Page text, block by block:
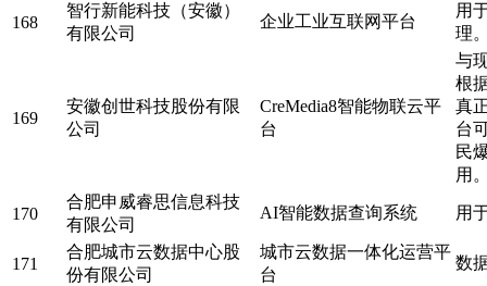
168
智行新能科技（安徽）
有限公司
企业工业互联网平台
用
理
169
安徽创世科技股份有限
公司
CreMedia8智能物联云平
台
与
根
真
台
民
用
170
合肥申威睿思信息科技
有限公司
AI智能数据查询系统 用
171
合肥城市云数据中心股
份有限公司
城市云数据一体化运营平
台
数